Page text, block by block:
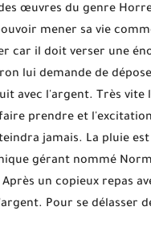
œuvres du genre
mener sa vie
car il doit verser une
lui demande de
avec l'argent. Très vite
prendre et
jamais. La pluie
gérant nommé
un copieux repas
Pour se délasser